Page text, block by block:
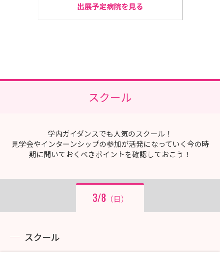
出展予定病院を見る
スクール
学内ガイダンスでも人気のスクール！
見学会やインターンシップの参加が活発になっていく今の時
期に聞いておくべきポイントを確認しておこう！
3/8 （日）
スクール